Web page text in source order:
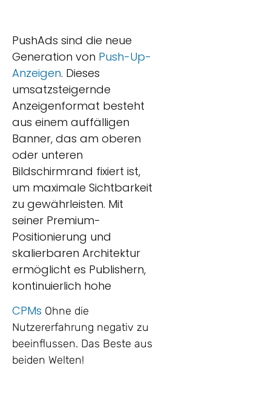
PushAds sind die neue
Generation von Push-Up-
Anzeigen. Dieses
umsatzsteigernde
Anzeigenformat besteht
aus einem auffälligen
Banner, das am oberen
oder unteren
Bildschirmrand fixiert ist,
um maximale Sichtbarkeit
zu gewährleisten. Mit
seiner Premium-
Positionierung und
skalierbaren Architektur
ermöglicht es Publishern,
kontinuierlich hohe
CPMs Ohne die
Nutzererfahrung negativ zu
beeinflussen. Das Beste aus
beiden Welten!